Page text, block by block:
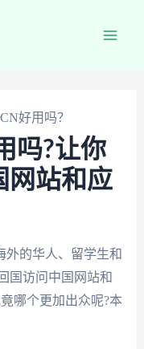
好用吗？
吗?让你
网站和应
外的华人、留学生和
国访问中国网站和
哪个更加出众呢?本